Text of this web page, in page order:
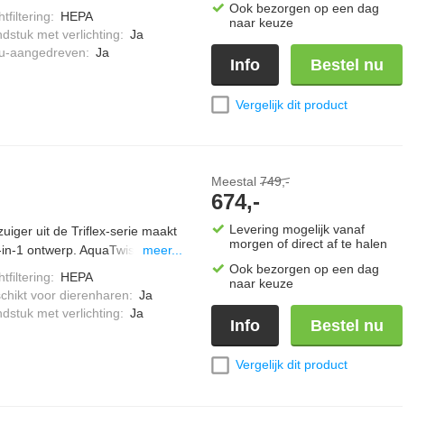
Met de Boostmodus
helder zicht op stof voor
flexibiliteit in gebruik en je
: HEPA
met verlichting: Ja
aangedreven: Ja
Ook bezorgen op een dag
naar keuze
Info Bestel nu
Vergelijk dit product
uit de Triflex-serie maakt
1 ontwerp. AquaTwister helpt
Met de Boostmodus pak je
tot 70 minuten werk je
meer...
: HEPA
voor dierenharen: Ja
met verlichting: Ja
Meestal 749,-
674,-
Levering mogelijk vanaf
morgen of direct af te halen
Ook bezorgen op een dag
naar keuze
Info Bestel nu
Vergelijk dit product